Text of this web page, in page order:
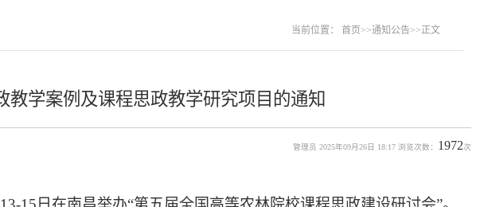
当前位置： 首页 >>通知公告>>正文
教学案例及课程思政教学研究项目的通知
管理员 2025年09月26日 18:17 浏览次数： 1972次